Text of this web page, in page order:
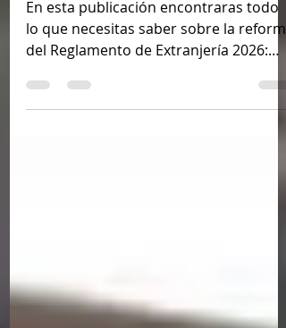
En esta publicación encontraras todo
lo que necesitas saber sobre la reforma
del Reglamento de Extranjería 2026:
análisis completo de la Regularización